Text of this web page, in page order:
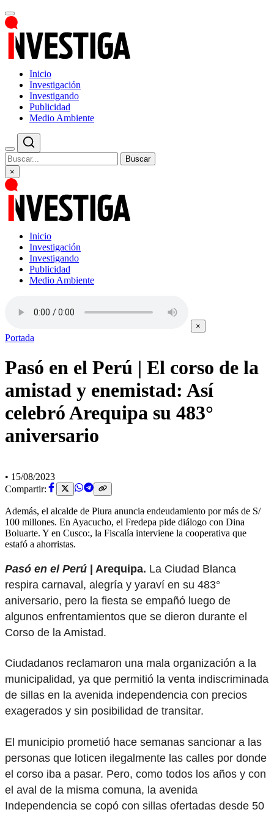
Inicio
Investigación
Investigando
Publicidad
Medio Ambiente
Buscar
×
Inicio
Investigación
Investigando
Publicidad
Medio Ambiente
×
Portada
Pasó en el Perú | El corso de la
amistad y enemistad: Así
celebró Arequipa su 483°
aniversario
• 15/08/2023
Compartir:
Además, el alcalde de Piura anuncia endeudamiento por más de S/
100 millones. En Ayacucho, el Fredepa pide diálogo con Dina
Boluarte. Y en Cusco:, la Fiscalía interviene la cooperativa que
estafó a ahorristas.
Pasó en el Perú | Arequipa. La Ciudad Blanca
respira carnaval, alegría y yaraví en su 483°
aniversario, pero la fiesta se empañó luego de
algunos enfrentamientos que se dieron durante el
Corso de la Amistad.
Ciudadanos reclamaron una mala organización a la
municipalidad, ya que permitió la venta indiscriminada
de sillas en la avenida independencia con precios
exagerados y sin posibilidad de transitar.
El municipio prometió hace semanas sancionar a las
personas que loticen ilegalmente las calles por donde
el corso iba a pasar. Pero, como todos los años y con
el aval de la misma comuna, la avenida
Independencia se copó con sillas ofertadas desde 50